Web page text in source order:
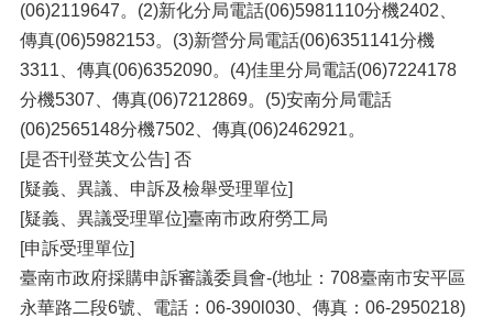
(06)2119647。(2)新化分局電話(06)5981110分機2402、
傳真(06)5982153。(3)新營分局電話(06)6351141分機
3311、傳真(06)6352090。(4)佳里分局電話(06)7224178
分機5307、傳真(06)7212869。(5)安南分局電話
(06)2565148分機7502、傳真(06)2462921。
[是否刊登英文公告] 否
[疑義、異議、申訴及檢舉受理單位]
[疑義、異議受理單位]臺南市政府勞工局
[申訴受理單位]
臺南市政府採購申訴審議委員會-(地址：708臺南市安平區
永華路二段6號、電話：06-390l030、傳真：06-2950218)